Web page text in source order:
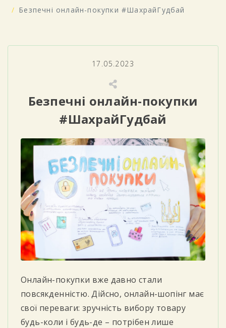
Безпечні онлайн-покупки #ШахрайГудбай
17.05.2023
Безпечні онлайн-покупки
#ШахрайГудбай
Онлайн-покупки вже давно стали
повсякденністю. Дійсно, онлайн-шопінг має
свої переваги: зручність вибору товару
будь-коли і будь-де – потрібен лише